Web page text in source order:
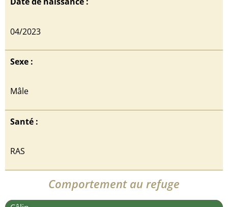
04/2023
Sexe :
Mâle
Santé :
RAS
Comportement au refuge